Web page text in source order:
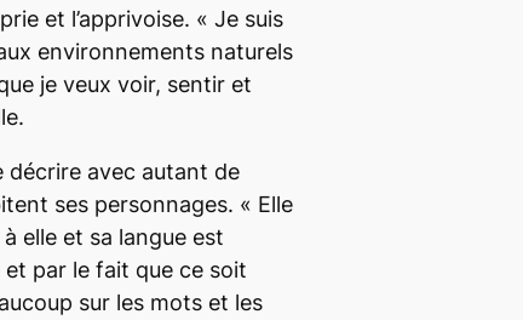
et l’apprivoise. « Je suis
environnements naturels
je veux voir, sentir et
décrire avec autant de
ses personnages. « Elle
elle et sa langue est
par le fait que ce soit
sur les mots et les